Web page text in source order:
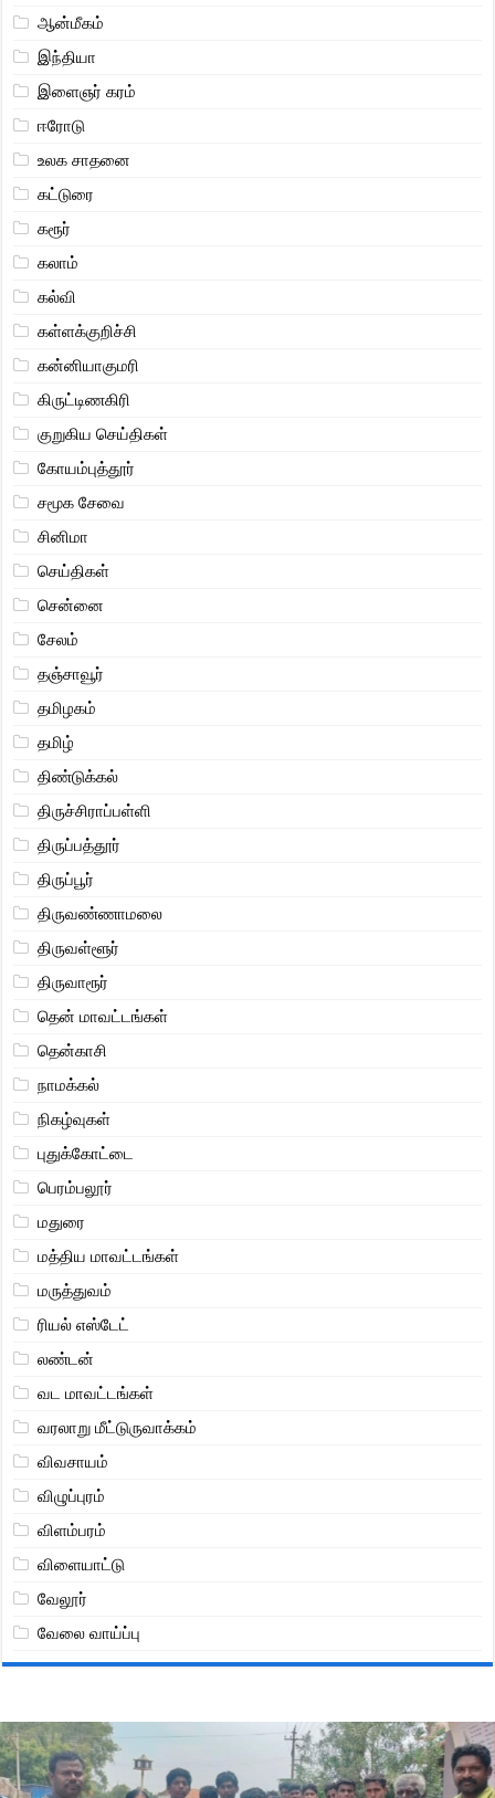
ஆன்மீகம்
இந்தியா
இளைஞர் கரம்
ஈரோடு
உலக சாதனை
கட்டுரை
கரூர்
கலாம்
கல்வி
கள்ளக்குறிச்சி
கன்னியாகுமரி
கிருட்டிணகிரி
குறுகிய செய்திகள்
கோயம்புத்தூர்
சமூக சேவை
சினிமா
செய்திகள்
சென்னை
சேலம்
தஞ்சாவூர்
தமிழகம்
தமிழ்
திண்டுக்கல்
திருச்சிராப்பள்ளி
திருப்பத்தூர்
திருப்பூர்
திருவண்ணாமலை
திருவள்ளூர்
திருவாரூர்
தென் மாவட்டங்கள்
தென்காசி
நாமக்கல்
நிகழ்வுகள்
புதுக்கோட்டை
பெரம்பலூர்
மதுரை
மத்திய மாவட்டங்கள்
மருத்துவம்
ரியல் எஸ்டேட்
லண்டன்
வட மாவட்டங்கள்
வரலாறு மீட்டுருவாக்கம்
விவசாயம்
விழுப்புரம்
விளம்பரம்
விளையாட்டு
வேலூர்
வேலை வாய்ப்பு